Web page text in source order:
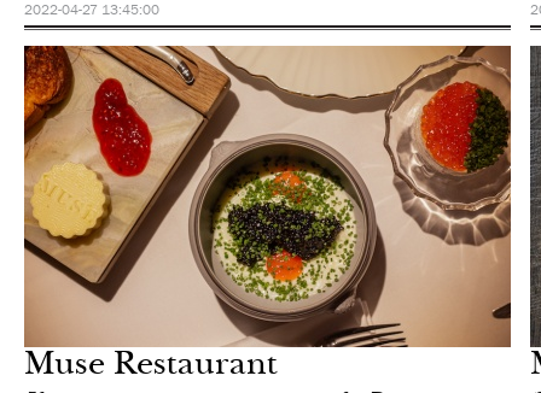
2022-04-27 13:45:00
Muse Restaurant